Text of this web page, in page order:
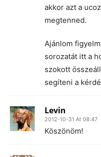
akkor azt a
megtenned.
Ajánlom
sorozatát itt a
szokott
segíteni a
Levin
2012-10-31 At 08:47
Köszönöm!